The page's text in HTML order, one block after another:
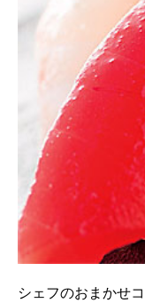
シェフのおまかせ